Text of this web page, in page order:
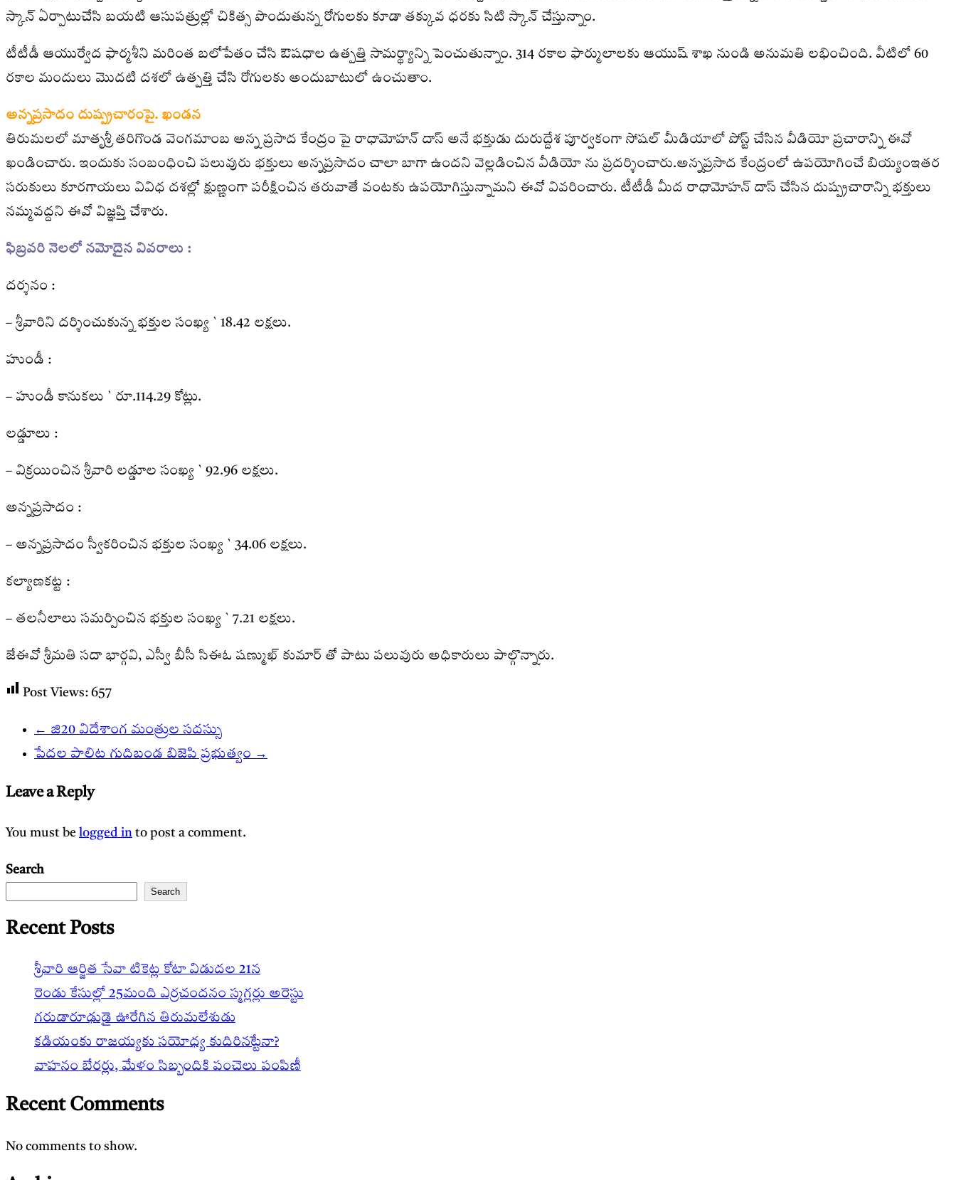
స్కాన్‌ ఏర్పాటుచేసి బయటి ఆసుపత్రుల్లో చికిత్స పొందుతున్న రోగులకు కూడా తక్కువ ధరకు సిటి స్కాన్‌ చేస్తున్నాం.
టీటీడీ ఆయుర్వేద ఫార్మశీని మరింత బలోపేతం చేసి ఔషధాల ఉత్పత్తి సామర్థ్యాన్ని పెంచుతున్నాం. 314 రకాల ఫార్ములాలకు ఆయుష్‌ శాఖ నుండి అనుమతి లభించింది. వీటిలో 60
రకాల మందులు మొదటి దశలో ఉత్పత్తి చేసి రోగులకు అందుబాటులో ఉంచుతాం.
అన్నప్రసాదం దుష్ప్రచారంపై. ఖండన
తిరుమలలో మాతృశ్రీ తరిగొండ వెంగమాంబ అన్న ప్రసాద కేంద్రం పై రాధామోహన్ దాస్ అనే భక్తుడు దురుద్దేశ పూర్వకంగా సోషల్ మీడియాలో పోస్ట్ చేసిన వీడియో ప్రచారాన్ని ఈవో
ఖండించారు. ఇందుకు సంబంధించి పలువురు భక్తులు అన్నప్రసాదం చాలా బాగా ఉందని వెల్లడించిన వీడియో ను ప్రదర్శించారు.అన్నప్రసాద కేంద్రంలో ఉపయోగించే బియ్యంఇతర
సరుకులు కూరగాయలు వివిధ దశల్లో క్షుణ్ణంగా పరీక్షించిన తరువాతే వంటకు ఉపయోగిస్తున్నామని ఈవో వివరించారు. టీటీడీ మీద రాధామోహన్ దాస్ చేసిన దుష్ప్రచారాన్ని భక్తులు
నమ్మవద్దని ఈవో విజ్ఞప్తి చేశారు.
ఫిబ్రవరి నెలలో నమోదైన వివరాలు :
దర్శనం :
– శ్రీవారిని దర్శించుకున్న భక్తుల సంఖ్య ` 18.42 లక్షలు.
హుండీ :
– హుండీ కానుకలు ` రూ.114.29 కోట్లు.
లడ్డూలు :
– విక్రయించిన శ్రీవారి లడ్డూల సంఖ్య ` 92.96 లక్షలు.
అన్నప్రసాదం :
– అన్నప్రసాదం స్వీకరించిన భక్తుల సంఖ్య ` 34.06 లక్షలు.
కల్యాణకట్ట :
– తలనీలాలు సమర్పించిన భక్తుల సంఖ్య ` 7.21 లక్షలు.
జేఈవో శ్రీమతి సదా భార్గవి, ఎస్వీ బీసీ సిఈఓ షణ్ముఖ్ కుమార్ తో పాటు పలువురు అధికారులు పాల్గొన్నారు.
Post Views: 657
← జి20 విదేశాంగ మంత్రుల సదస్సు
పేద‌ల పాలిట గుదిబండ‌ బిజెపి ప్ర‌భుత్వం →
Leave a Reply
You must be logged in to post a comment.
Search
Search
Recent Posts
శ్రీవారి ఆర్జిత సేవా టికెట్ల కోటా విడుదల 21న
రెండు కేసుల్లో 25మంది ఎర్రచందనం స్మగ్లర్లు అరెస్టు
గరుడారూఢుడై ఊరేగిన తిరుమలేశుడు
కడియంకు రాజయ్యకు సయోధ్య కుదిరినట్టేనా?
వాహ‌నం బేర‌ర్లు, మేళం సిబ్బందికి పంచెలు పంపిణీ
Recent Comments
No comments to show.